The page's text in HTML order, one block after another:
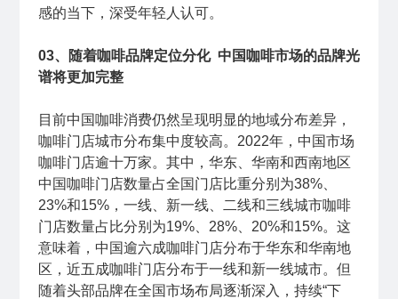
感的当下，深受年轻人认可。
03、随着咖啡品牌定位分化 中国咖啡市场的品牌光
谱将更加完整
目前中国咖啡消费仍然呈现明显的地域分布差异，
咖啡门店城市分布集中度较高。2022年，中国市场
咖啡门店逾十万家。其中，华东、华南和西南地区
中国咖啡门店数量占全国门店比重分别为38%、
23%和15%，一线、新一线、二线和三线城市咖啡
门店数量占比分别为19%、28%、20%和15%。这
意味着，中国逾六成咖啡门店分布于华东和华南地
区，近五成咖啡门店分布于一线和新一线城市。但
随着头部品牌在全国市场布局逐渐深入，持续“下